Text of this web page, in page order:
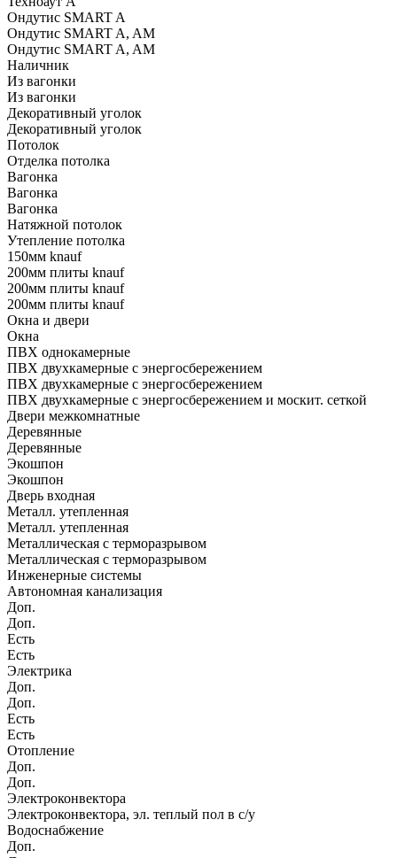
Ондутис SMART A
Ондутис SMART A, AM
Ондутис SMART A, AM
Наличник
Из вагонки
Из вагонки
Декоративный уголок
Декоративный уголок
Потолок
Отделка потолка
Вагонка
Вагонка
Вагонка
Натяжной потолок
Утепление потолка
150мм knauf
200мм плиты knauf
200мм плиты knauf
200мм плиты knauf
Окна и двери
Окна
ПВХ однокамерные
ПВХ двухкамерные с энергосбережением
ПВХ двухкамерные с энергосбережением
ПВХ двухкамерные с энергосбережением и москит. сеткой
Двери межкомнатные
Деревянные
Деревянные
Экошпон
Экошпон
Дверь входная
Металл. утепленная
Металл. утепленная
Металлическая с терморазрывом
Металлическая с терморазрывом
Инженерные системы
Автономная канализация
Доп.
Доп.
Есть
Есть
Электрика
Доп.
Доп.
Есть
Есть
Отопление
Доп.
Доп.
Электроконвектора
Электроконвектора, эл. теплый пол в с/у
Водоснабжение
Доп.